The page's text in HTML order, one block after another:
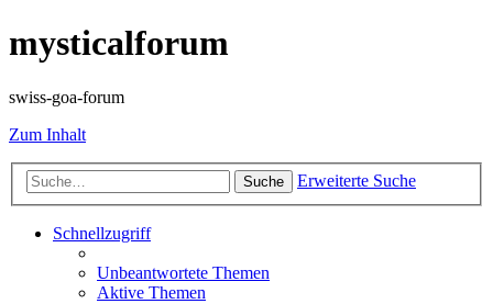
mysticalforum
swiss-goa-forum
Zum Inhalt
Suche Erweiterte Suche
Schnellzugriff
Unbeantwortete Themen
Aktive Themen